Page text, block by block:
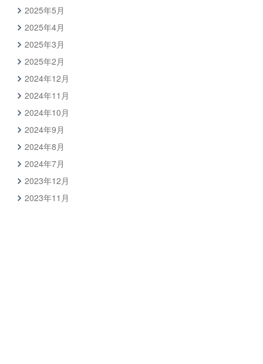
2025年5月
2025年4月
2025年3月
2025年2月
2024年12月
2024年11月
2024年10月
2024年9月
2024年8月
2024年7月
2023年12月
2023年11月